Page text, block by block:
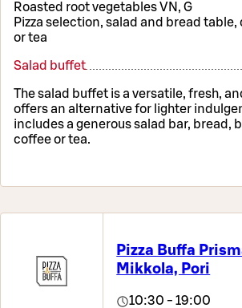
Roasted root vegetables VN, G
Pizza selection, salad and bread
or tea
Salad buffet
The salad buffet is a versatile, fresh,
offers an alternative for lighter
includes a generous salad bar, bread,
coffee or tea.
Pizza Buffa
Mikkola, Pori
10:30 - 19:00